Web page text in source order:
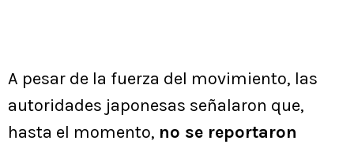
A pesar de la fuerza del movimiento, las
autoridades japonesas señalaron que,
hasta el momento, no se reportaron